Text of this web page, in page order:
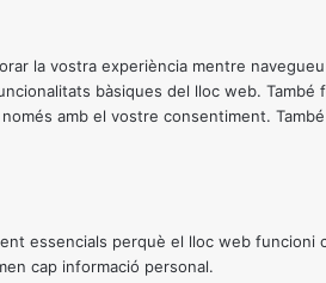
la vostra experiència mentre
bàsiques del lloc web.
amb el vostre consentiment.
essencials perquè el lloc web
cap informació personal.